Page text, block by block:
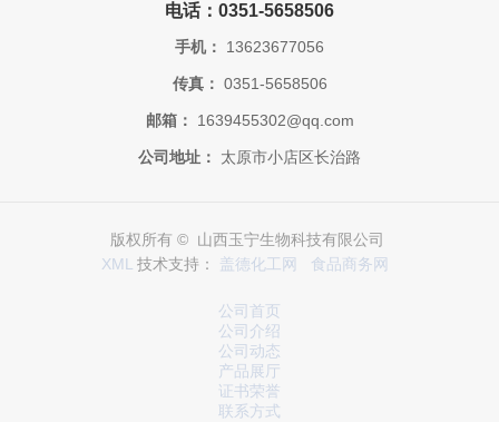
电话：0351-5658506
手机： 13623677056
传真： 0351-5658506
邮箱： 1639455302@qq.com
公司地址： 太原市小店区长治路
版权所有 © 山西玉宁生物科技有限公司
XML 技术支持： 盖德化工网 食品商务网
公司首页
公司介绍
公司动态
产品展厅
证书荣誉
联系方式